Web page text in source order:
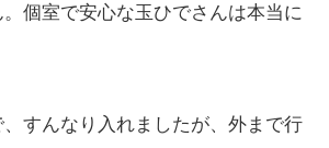
個室で安心な玉ひでさんは本当に
すんなり入れましたが、外まで行